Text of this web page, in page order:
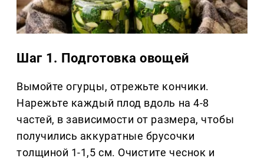
Шаг 1. Подготовка овощей
Вымойте огурцы, отрежьте кончики.
Нарежьте каждый плод вдоль на 4-8
частей, в зависимости от размера, чтобы
получились аккуратные брусочки
толщиной 1-1,5 см. Очистите чеснок и